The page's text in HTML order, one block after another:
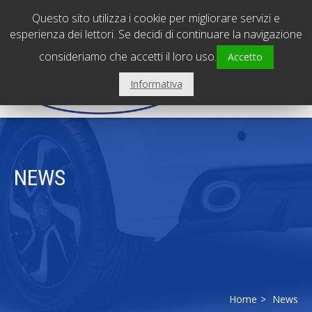
PADOVA - Sede centrale
0495798239
VICENZA - Filiale
0444310560
NEWS
Home News
Questo sito utilizza i cookie per migliorare servizi e
esperienza dei lettori. Se decidi di continuare la navigazione
consideriamo che accetti il loro uso.
Accetto
Informativa